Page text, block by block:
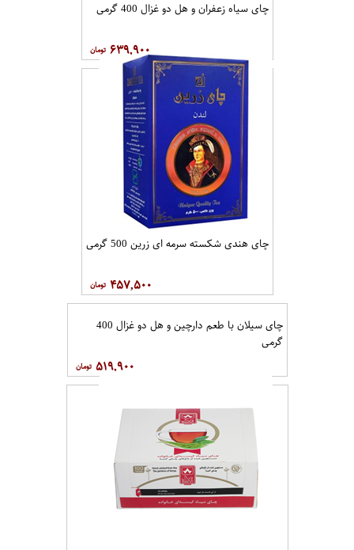
چای سیاه زعفران و هل دو غزال 400 گرمی
۶۳۹,۹۰۰
چای هندی شکسته سرمه ای زرین 500 گرمی
۴۵۷,۵۰۰
چای سیلان با طعم دارچین و هل دو غزال 400
گرمی
۵۱۹,۹۰۰